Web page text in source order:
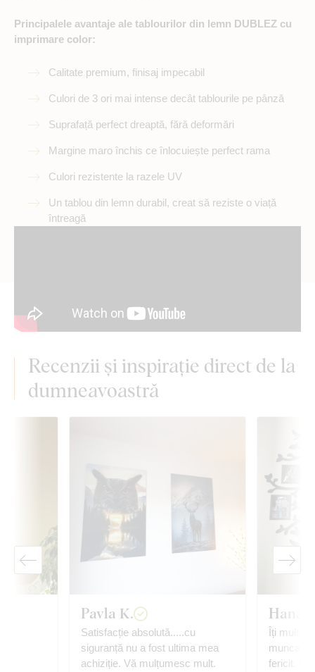
Principalele avantaje ale tablourilor din lemn DUBLEZ cu
imprimare color:
Calitate premium, finisaj impecabil
Culori de 3 ori mai intense decât tablourile pe pânză
Suprafață perfect dreaptă, fără deformări
Margine maro închis ce înlocuiește perfect rama
Culori rezistente la razele UV
Un tablou din lemn durabil, creat să reziste o viață
întreagă
Recenzii și inspirație direct de la
dumneavoastră
Pavla K.
Satisfacție absolută.....cu
siguranță nu a fost ultima mea
achiziție. Vă mulțumesc mult.
Hana
Îți
munca
fericit.